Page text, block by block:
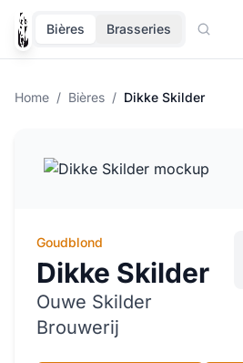
Bières Brasseries
Home / Bières / Dikke Skilder
Goudblond
Dikke Skilder
Ouwe Skilder
Brouwerij